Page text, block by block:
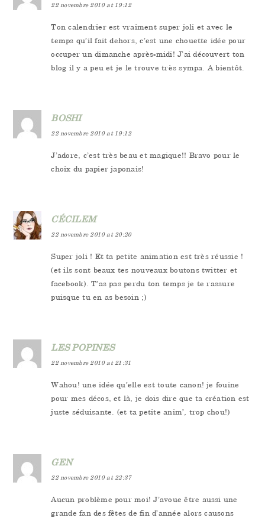
22 novembre 2010 at 19:12
Ton calendrier est vraiment super joli et avec le
temps qu’il fait dehors, c’est une chouette idée pour
occuper un dimanche après-midi! J’ai découvert ton
blog il y a peu et je le trouve très sympa. A bientôt.
BOSHI
22 novembre 2010 at 19:12
J’adore, c’est très beau et magique!! Bravo pour le
choix du papier japonais!
CÉCILEM
22 novembre 2010 at 20:20
Super joli ! Et ta petite animation est très réussie !
(et ils sont beaux tes nouveaux boutons twitter et
facebook). T’as pas perdu ton temps je te rassure
puisque tu en as besoin ;)
LES POPINES
22 novembre 2010 at 21:31
Wahou! une idée qu’elle est toute canon! je fouine
pour mes décos, et là, je dois dire que ta création est
juste séduisante. (et ta petite anim’, trop chou!)
GEN
22 novembre 2010 at 22:37
Aucun problème pour moi! J’avoue être aussi une
grande fan des fêtes de fin d’année alors causons